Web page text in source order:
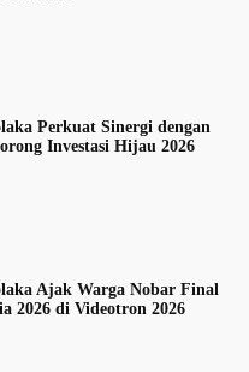
Perkuat Sinergi dengan
Investasi Hijau 2026
Ajak Warga Nobar Final
2026 di Videotron 2026